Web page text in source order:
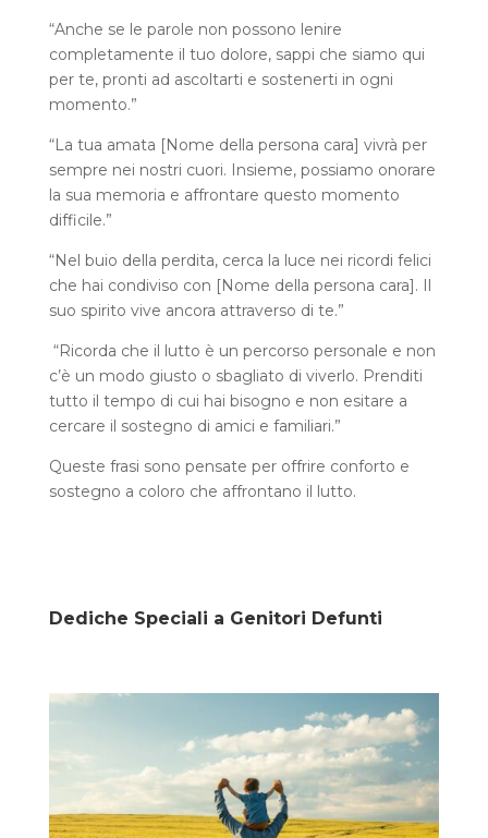
“Anche se le parole non possono lenire
completamente il tuo dolore, sappi che siamo qui
per te, pronti ad ascoltarti e sostenerti in ogni
momento.”
“La tua amata [Nome della persona cara] vivrà per
sempre nei nostri cuori. Insieme, possiamo onorare
la sua memoria e affrontare questo momento
difficile.”
“Nel buio della perdita, cerca la luce nei ricordi felici
che hai condiviso con [Nome della persona cara]. Il
suo spirito vive ancora attraverso di te.”
“Ricorda che il lutto è un percorso personale e non
c’è un modo giusto o sbagliato di viverlo. Prenditi
tutto il tempo di cui hai bisogno e non esitare a
cercare il sostegno di amici e familiari.”
Queste frasi sono pensate per offrire conforto e
sostegno a coloro che affrontano il lutto.
Dediche Speciali a Genitori Defunti